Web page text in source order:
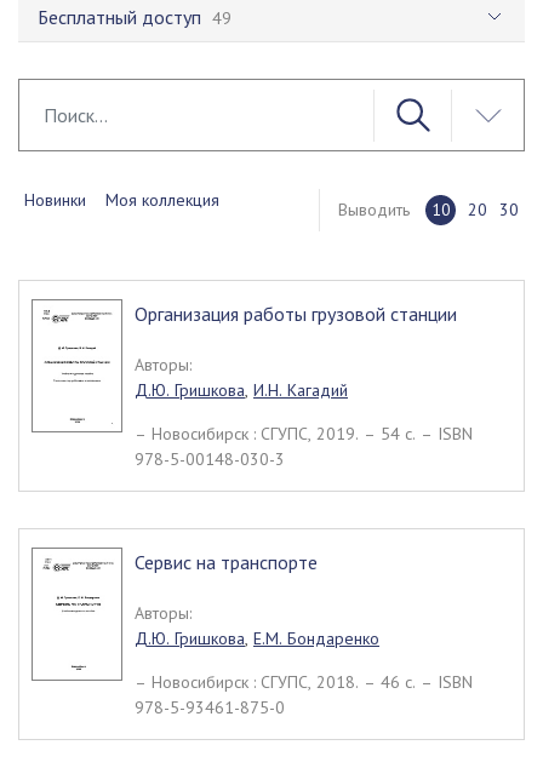
Бесплатный доступ 49
Новинки Моя коллекция Выводить 10 20 30
Организация работы грузовой станции
Авторы:
Д.Ю. Гришкова, И.Н. Кагадий
– Новосибирск : СГУПС, 2019. – 54 c. – ISBN
978-5-00148-030-3
Сервис на транспорте
Авторы:
Д.Ю. Гришкова, Е.М. Бондаренко
– Новосибирск : СГУПС, 2018. – 46 c. – ISBN
978-5-93461-875-0